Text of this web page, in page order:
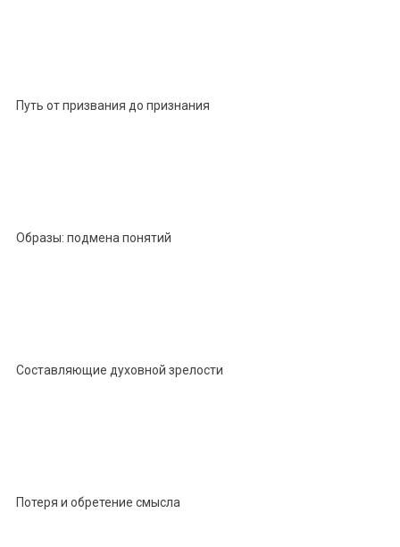
Путь от призвания до признания
Образы: подмена понятий
Составляющие духовной зрелости
Потеря и обретение смысла